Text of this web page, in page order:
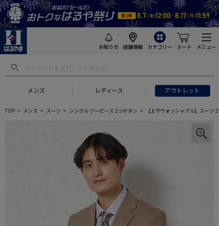
お知らせ 店舗情報 カテゴリー カート メニュー
メンズ レディース アウトレット
TOP メンズ スーツ シングル ツーピース 2つボタン 【上下ウォッシャブル】スー